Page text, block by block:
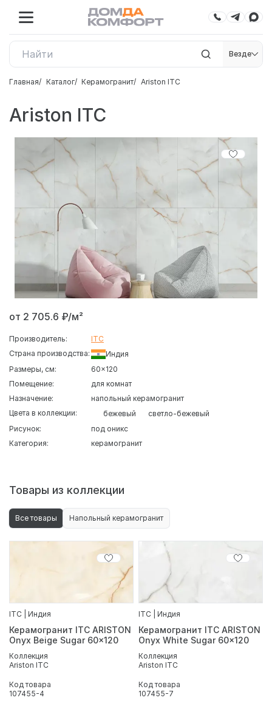
Везде
Главная Каталог Керамогранит Ariston ITC
Ariston ITC
от 2 705.6 ₽/м²
Производитель:
ITC
Страна производства:
Индия
Размеры, см:
60x120
Помещение:
для комнат
Назначение:
напольный керамогранит
Цвета в коллекции:
бежевый
светло-бежевый
Рисунок:
под оникс
Категория:
керамогранит
Товары из коллекции
Все товары Напольный керамогранит
ITC | Индия
Керамогранит ITC ARISTON
Onyx Beige Sugar 60x120
Коллекция
Ariston ITC
Код товара
107455-4
ITC | Индия
Керамогранит ITC ARISTON
Onyx White Sugar 60x120
Коллекция
Ariston ITC
Код товара
107455-7